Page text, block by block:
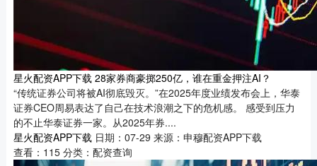
星火配资APP下载 28家券商豪掷250亿，谁在重金押注AI？
“传统证券公司将被AI彻底毁灭。”在2025年度业绩发布会上，华泰
证券CEO周易表达了自己在技术浪潮之下的危机感。 感受到压力
的不止华泰证券一家。从2025年券....
星火配资APP下载 日期：07-29 来源：申穆配资APP下载
查看： 115分类： 配资查询